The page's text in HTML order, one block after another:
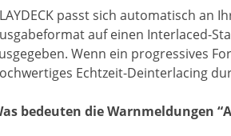
passt sich automatisch an
auf einen Interlaced-
Wenn ein progressives
Echtzeit-Deinterlacing
bedeuten die Warnmeldungen